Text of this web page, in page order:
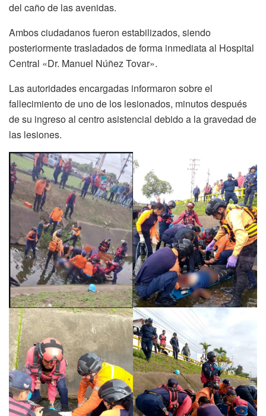
del caño de las avenidas.
Ambos ciudadanos fueron estabilizados, siendo
posteriormente trasladados de forma inmediata al Hospital
Central «Dr. Manuel Núñez Tovar».
Las autoridades encargadas informaron sobre el
fallecimiento de uno de los lesionados, minutos después
de su ingreso al centro asistencial debido a la gravedad de
las lesiones.